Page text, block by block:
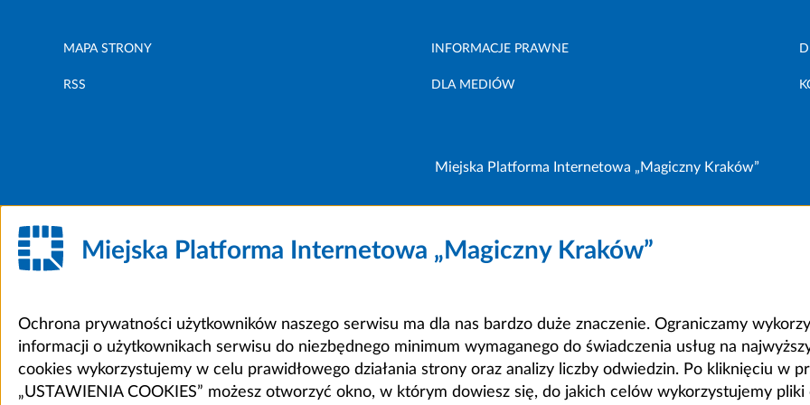
MAPA STRONY INFORMACJE PRAWNE
RSS DLA MEDIÓW
Miejska Platforma Internetowa „Magiczny Kraków”
Miejska Platforma Internetowa „Magiczny Kraków”
Ochrona prywatności użytkowników naszego serwisu ma dla nas bardzo duże znaczenie. Ograniczamy
informacji o użytkownikach serwisu do niezbędnego minimum wymaganego do świadczenia usług na
cookies wykorzystujemy w celu prawidłowego działania strony oraz analizy liczby odwiedzin. Po kliknięciu w
„USTAWIENIA COOKIES” możesz otworzyć okno, w którym dowiesz się, do jakich celów wykorzystujemy pliki